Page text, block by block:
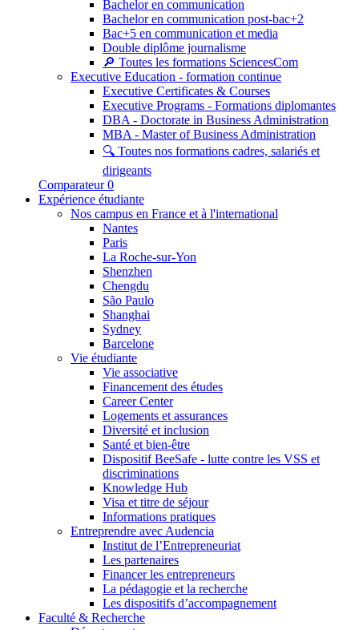
Bachelor en communication
Bachelor en communication post-bac+2
Bac+5 en communication et media
Double diplôme journalisme
🔎 Toutes les formations SciencesCom
Executive Education - formation continue
Executive Certificates & Courses
Executive Programs - Formations diplomantes
DBA - Doctorate in Business Administration
MBA - Master of Business Administration
🔍 Toutes nos formations cadres, salariés et
dirigeants
Comparateur 0
Expérience étudiante
Nos campus en France et à l'international
Nantes
Paris
La Roche-sur-Yon
Shenzhen
Chengdu
São Paulo
Shanghai
Sydney
Barcelone
Vie étudiante
Vie associative
Financement des études
Career Center
Logements et assurances
Diversité et inclusion
Santé et bien-être
Dispositif BeeSafe - lutte contre les VSS et
discriminations
Knowledge Hub
Visa et titre de séjour
Informations pratiques
Entreprendre avec Audencia
Institut de l’Entrepreneuriat
Les partenaires
Financer les entrepreneurs
La pédagogie et la recherche
Les dispositifs d’accompagnement
Faculté & Recherche